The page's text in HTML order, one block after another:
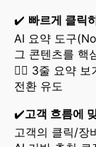
✔️ 빠르게 클릭
AI 요약 도구
그 콘텐츠를 핵
👉🏻 3줄 요약
전환 유도
✔️고객 흐름에
고객의 클릭/장